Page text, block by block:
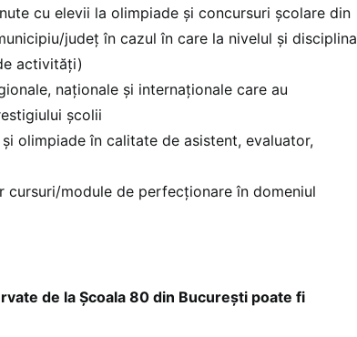
cu elevii la olimpiade și concursuri școlare din
județ în cazul în care la nivelul și disciplina
activități)
naționale și internaționale care au
școlii
olimpiade în calitate de asistent, evaluator,
cursuri/module de perfecționare în domeniul
de la Școala 80 din București poate fi